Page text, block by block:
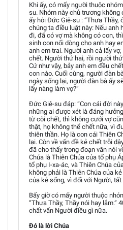
Khi ấy, có mấy người thuộc
su. Nhóm này chủ trương
ấy hỏi Đức Giê-su : “Thưa Thầy,
chúng ta điều luật này: Nếu anh
đi, đã có vợ mà không có con,
sinh con nối dòng cho anh hay
anh em trai. Người anh cả lấy
chết. Người thứ hai, rồi người
Cứ như vậy, bảy anh em đều
con nào. Cuối cùng, người đàn
ngày sống lại, người đàn bà ấy
lấy nàng làm vợ?”
Đức Giê-su đáp: “Con cái đời
những ai được xét là đáng
từ cõi chết, thì không cưới vợ
thật, họ không thể chết nữa, vì
thiên thần. Họ là con cái Thiên
lại. Còn về vấn đề kẻ chết trỗi
đã cho thấy trong đoạn văn nói
Chúa là Thiên Chúa của tổ phụ
tổ phụ I-xa-ác, và Thiên Chúa
không phải là Thiên Chúa của
của kẻ sống, vì đối với Người, tất
Bấy giờ có mấy người thuộc
“Thưa Thầy, Thầy nói hay lắm.”
chất vấn Người điều gì nữa.
Đó là lời Chúa